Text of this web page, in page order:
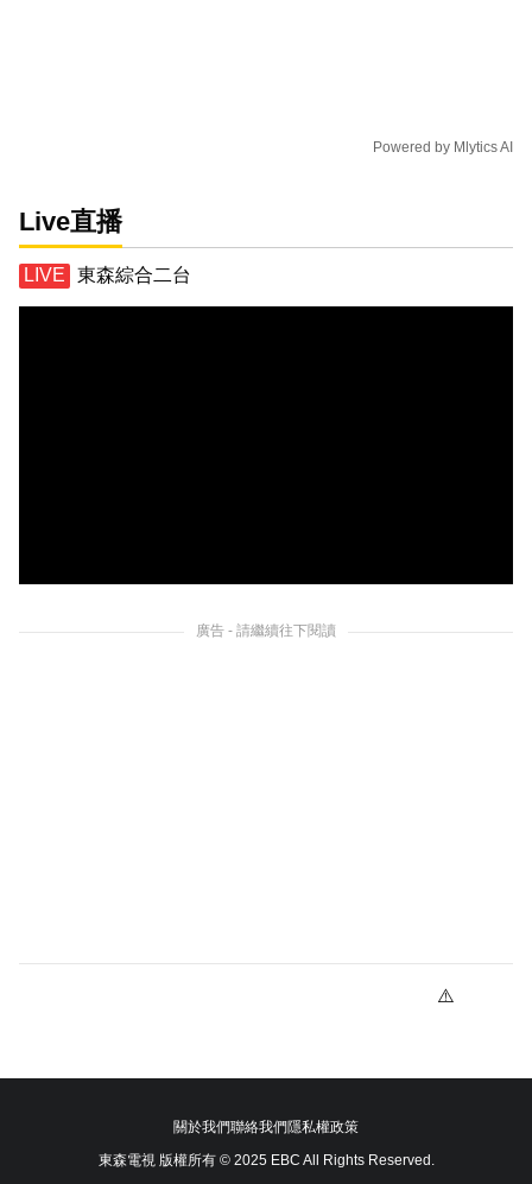
Powered by Mlytics AI
Live直播
東森綜合二台
廣告 - 請繼續往下閱讀
關於我們聯絡我們隱私權政策
東森電視 版權所有 © 2025 EBC All Rights Reserved.